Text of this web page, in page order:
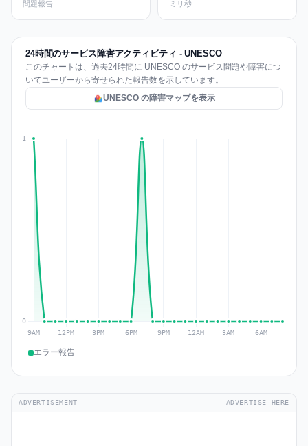
問題報告 ミリ秒
24時間のサービス障害アクティビティ - UNESCO
このチャートは、過去24時間に UNESCO のサービス問題や障害につ
いてユーザーから寄せられた報告数を示しています。
UNESCO の障害マップを表示
エラー報告
ADVERTISEMENT ADVERTISE HERE